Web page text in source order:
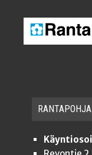
RAN­TA­POH­JA